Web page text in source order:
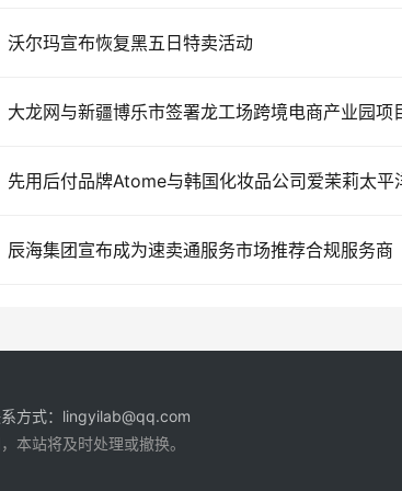
沃尔玛宣布恢复黑五日特卖活动
大龙网与新疆博乐市签署龙工场跨境电商产业园项
辰海集团宣布成为速卖通服务市场推荐合规服务商
方式：lingyilab@qq.com
本站将及时处理或撤换。